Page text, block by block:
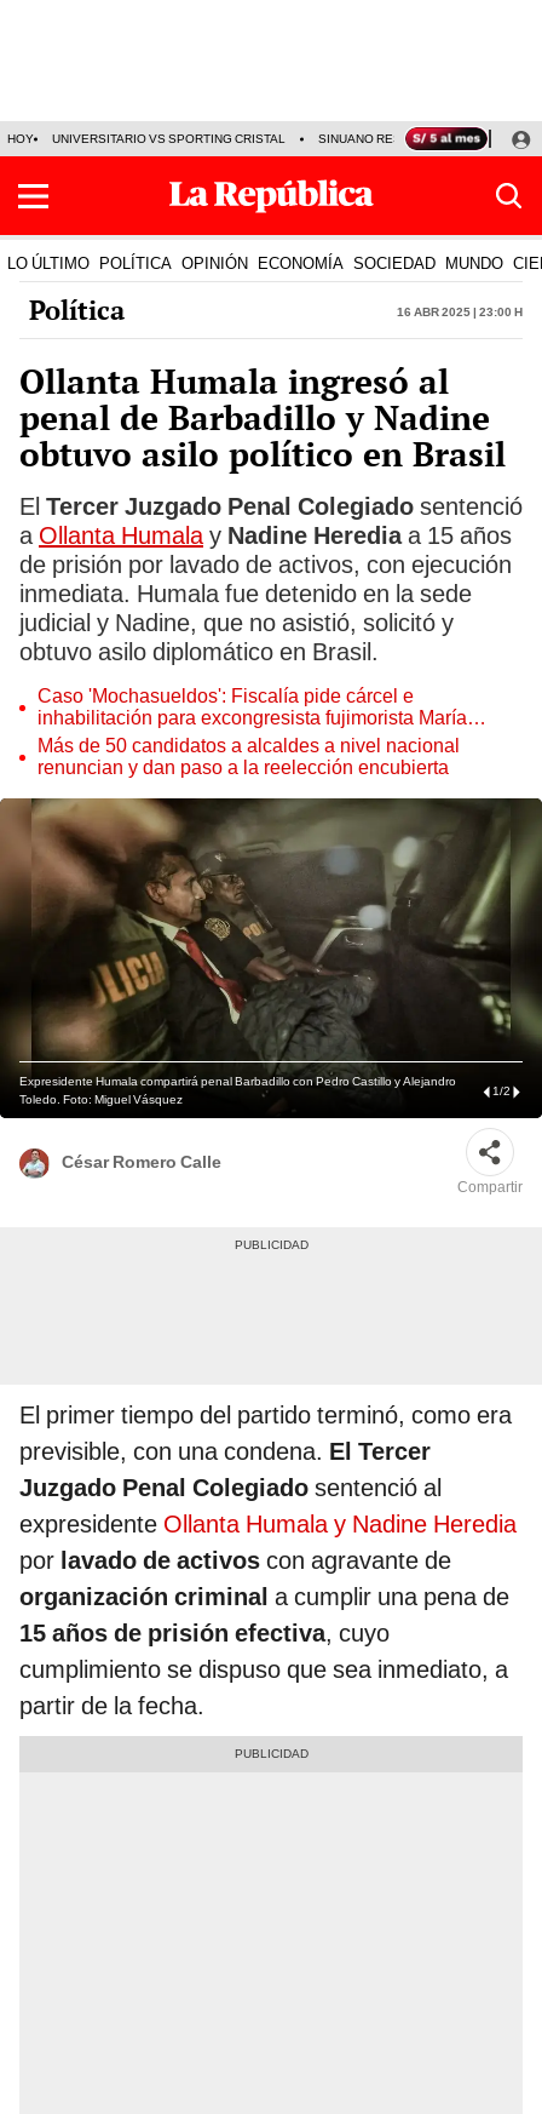
HOY UNIVERSITARIO VS SPORTING CRISTAL SINUANO RESULTADOS HOY
LO ÚLTIMO POLÍTICA OPINIÓN ECONOMÍA SOCIEDAD MUNDO
Política 16 Abr 2025 | 23:00 h
Ollanta Humala ingresó al
penal de Barbadillo y Nadine
obtuvo asilo político en Brasil
El Tercer Juzgado Penal Colegiado sentenció
a Ollanta Humalay Nadine Herediaa 15 años
de prisión por lavado de activos, con ejecución
inmediata. Humala fue detenido en la sede
judicial y Nadine, que no asistió, solicitó y
obtuvo asilo diplomático en Brasil.
Caso 'Mochasueldos': Fiscalía pide cárcel e
inhabilitación para excongresista fujimorista María
Cordero Jon Tay
Más de 50 candidatos a alcaldes a nivel nacional
renuncian y dan paso a la reelección encubierta
Expresidente Humala compartirá penal Barbadillo con Pedro Castillo y Alejandro
Toledo. Foto: Miguel Vásquez
1/2
César Romero Calle
Compartir
El primer tiempo del partido terminó, como era
previsible, con una condena. El Tercer
Juzgado Penal Colegiado sentenció al
expresidente Ollanta Humala y Nadine Heredia
por lavado de activos con agravante de
organización criminal a cumplir una pena de
15 años de prisión efectiva, cuyo
cumplimiento se dispuso que sea inmediato, a
partir de la fecha.